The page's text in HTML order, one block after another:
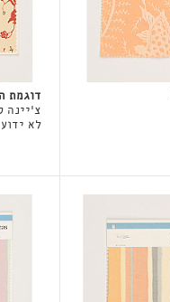
דוגמת
צ'יינה
לא ידוע